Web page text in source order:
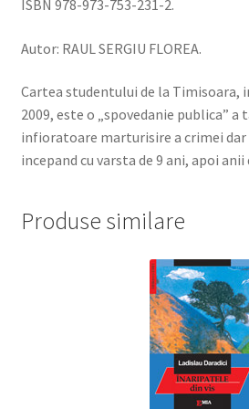
ISBN 978-973-753-231-2.
Autor: RAUL SERGIU FLOREA.
Cartea studentului de la Timisoara,
2009, este o „spovedanie publica” a
infioratoare marturisire a crimei dar
incepand cu varsta de 9 ani, apoi
Produse similare